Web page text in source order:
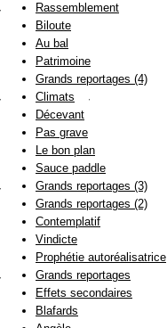
Rassemblement
Biloute
Au bal
Patrimoine
Grands reportages (4)
Climats
Décevant
Pas grave
Le bon plan
Sauce paddle
Grands reportages (3)
Grands reportages (2)
Contemplatif
Vindicte
Prophétie autoréalisatrice
Grands reportages
Effets secondaires
Blafards